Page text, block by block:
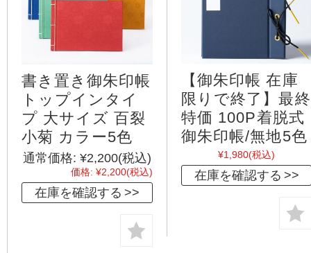
書き置き御朱印帳
トップインタイ
プ 大サイズ 百裂
小菊 カラー5色
通常価格: ¥2,200(税込)
価格: ¥2,200(税込)
在庫を確認する
【御朱印帳 在庫
限りで終了】最終
特価 100P着脱式
御朱印帳/無地5色
¥1,980(税込)
在庫を確認する